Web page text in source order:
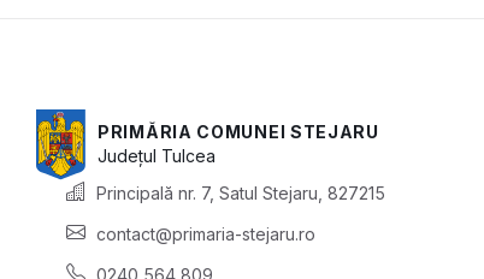
PRIMĂRIA COMUNEI STEJARU
Județul Tulcea
Principală nr. 7, Satul Stejaru, 827215
contact@primaria-stejaru.ro
0240 564 809